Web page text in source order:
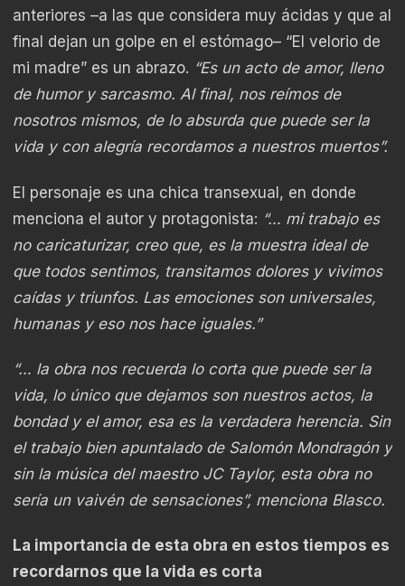
anteriores –a las que considera muy ácidas y que al
final dejan un golpe en el estómago– “El velorio de
mi madre” es un abrazo. “Es un acto de amor, lleno
de humor y sarcasmo. Al final, nos reímos de
nosotros mismos, de lo absurda que puede ser la
vida y con alegría recordamos a nuestros muertos”.
El personaje es una chica transexual, en donde
menciona el autor y protagonista: “… mi trabajo es
no caricaturizar, creo que, es la muestra ideal de
que todos sentimos, transitamos dolores y vivimos
caídas y triunfos. Las emociones son universales,
humanas y eso nos hace iguales.”
“… la obra nos recuerda lo corta que puede ser la
vida, lo único que dejamos son nuestros actos, la
bondad y el amor, esa es la verdadera herencia. Sin
el trabajo bien apuntalado de Salomón Mondragón y
sin la música del maestro JC Taylor, esta obra no
sería un vaivén de sensaciones”, menciona Blasco.
La importancia de esta obra en estos tiempos es
recordarnos que la vida es corta